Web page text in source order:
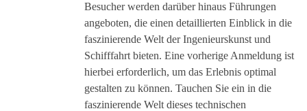
Besucher werden darüber hinaus Führungen
angeboten, die einen detaillierten Einblick in die
faszinierende Welt der Ingenieurskunst und
Schifffahrt bieten. Eine vorherige Anmeldung ist
hierbei erforderlich, um das Erlebnis optimal
gestalten zu können. Tauchen Sie ein in die
faszinierende Welt dieses technischen